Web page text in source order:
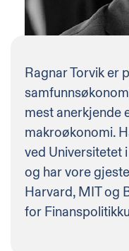
Ragnar Torvik er
mest anerkjende
makroøkonomi.
ved Universitetet
og har vore
Harvard, MIT og
for